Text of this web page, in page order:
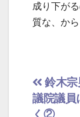
成り下が
質な、か
投
稿
鈴木
議院議員
く②